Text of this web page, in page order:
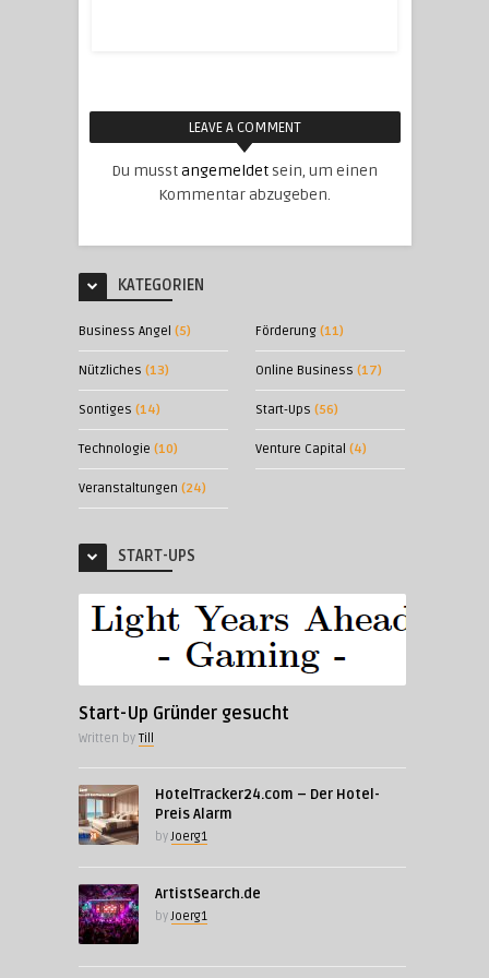
LEAVE A COMMENT
Du musstangemeldet sein, um einen
Kommentar abzugeben.
KATEGORIEN
Business Angel (5) Förderung(11)
Nützliches (13) Online Business (17)
Sontiges (14) Start-Ups (56)
Technologie (10) Venture Capital (4)
Veranstaltungen (24)
START-UPS
Start-Up Gründer gesucht
Written by Till
HotelTracker24.com – Der Hotel-
Preis Alarm
by Joerg1
ArtistSearch.de
by Joerg1